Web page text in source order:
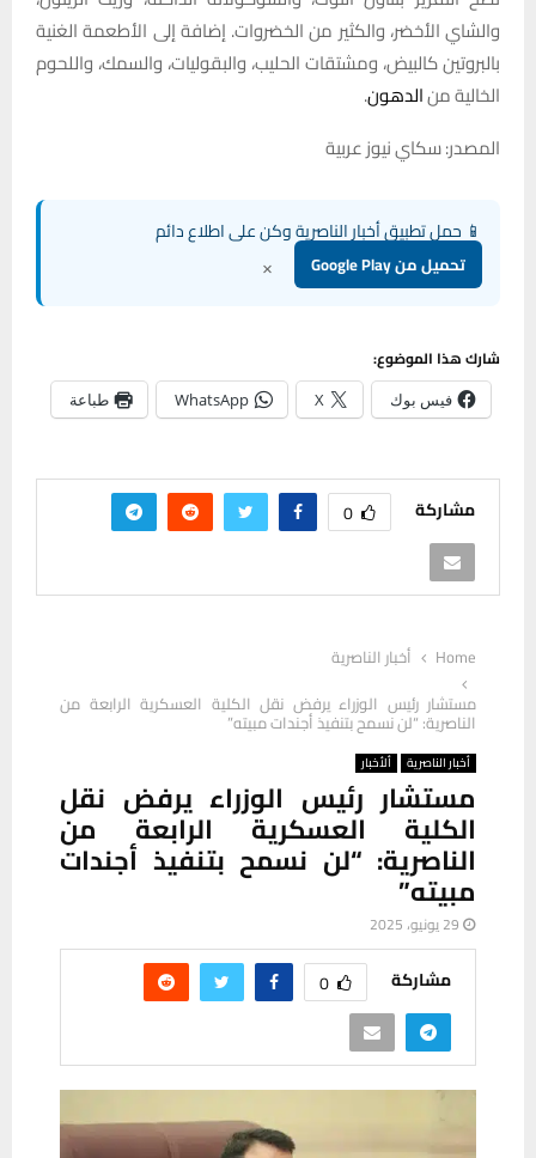
والشاي الأخضر، والكثير من الخضروات. إضافة إلى الأطعمة الغنية
بالبروتين كالبيض، ومشتقات الحليب، والبقوليات، والسمك، واللحوم
الخالية منالدهون.
المصدر: سكاي نيوز عربية
📱 حمل تطبيق أخبار الناصرية وكن على اطلاع دائم
تحميل من Google Play ×
شارك هذا الموضوع:
فيس بوك X
WhatsApp طباعة
مشاركة 0
Home
أخبار الناصرية
مستشار رئيس الوزراء يرفض نقل الكلية العسكرية الرابعة من
الناصرية: “لن نسمح بتنفيذ أجندات مبيته”
أخبار الناصرية ألأخبار
مستشار رئيس الوزراء يرفض نقل
الكلية العسكرية الرابعة من
الناصرية: “لن نسمح بتنفيذ أجندات
مبيته”
29 يونيو، 2025
مشاركة 0